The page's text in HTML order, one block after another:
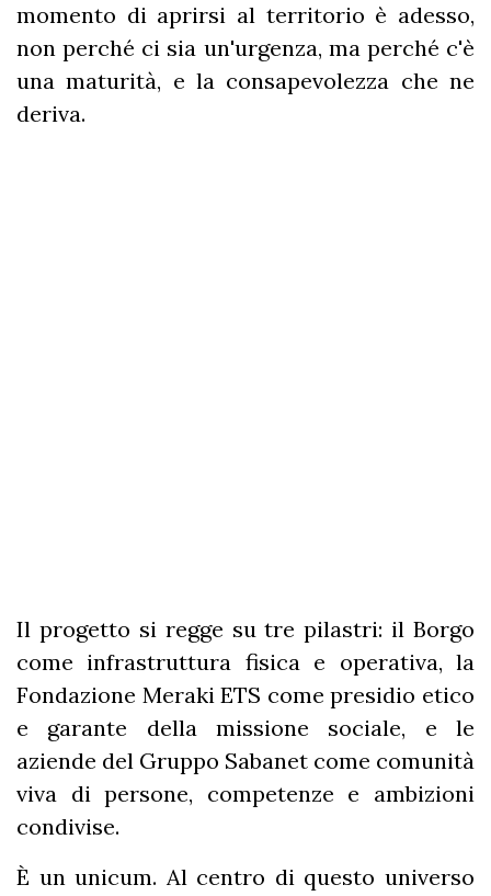
momento di aprirsi al territorio è adesso,
non perché ci sia un'urgenza, ma perché c'è
una maturità, e la consapevolezza che ne
deriva.
Il progetto si regge su tre pilastri: il Borgo
come infrastruttura fisica e operativa, la
Fondazione Meraki ETS come presidio etico
e garante della missione sociale, e le
aziende del Gruppo Sabanet come comunità
viva di persone, competenze e ambizioni
condivise.
È un unicum. Al centro di questo universo